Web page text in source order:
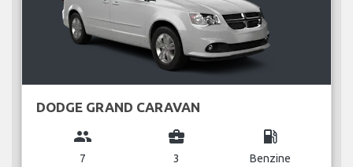
DODGE GRAND CARAVAN
group
7
business_center
3
local_gas_station
Benzine